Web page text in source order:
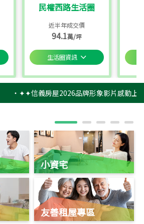
民權西路生活圈
近半年成交價
94.1萬/坪
生活圈資訊
‧✦✦信義房屋2026品牌形象影片感動上
小資宅
友善租屋專區